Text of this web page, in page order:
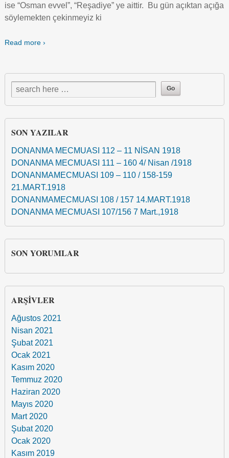
ise “Osman evvel”, “Reşadiye” ye aittir. Bu gün açıktan açığa
söylemekten çekinmeyiz ki
Read more ›
SON YAZILAR
DONANMA MECMUASI 112 – 11 NİSAN 1918
DONANMA MECMUASI 111 – 160 4/ Nisan /1918
DONANMAMECMUASI 109 – 110 / 158-159
21.MART.1918
DONANMAMECMUASI 108 / 157 14.MART.1918
DONANMA MECMUASI 107/156 7 Mart.,1918
SON YORUMLAR
ARŞIVLER
Ağustos 2021
Nisan 2021
Şubat 2021
Ocak 2021
Kasım 2020
Temmuz 2020
Haziran 2020
Mayıs 2020
Mart 2020
Şubat 2020
Ocak 2020
Kasım 2019